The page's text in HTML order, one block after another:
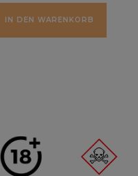
IN DEN WARENKORB